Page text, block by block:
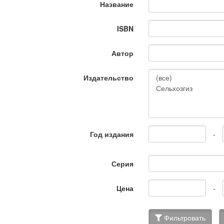
Название
ISBN
Автор
Издательство
Год издания -
Серия
Цена -
Фильтровать